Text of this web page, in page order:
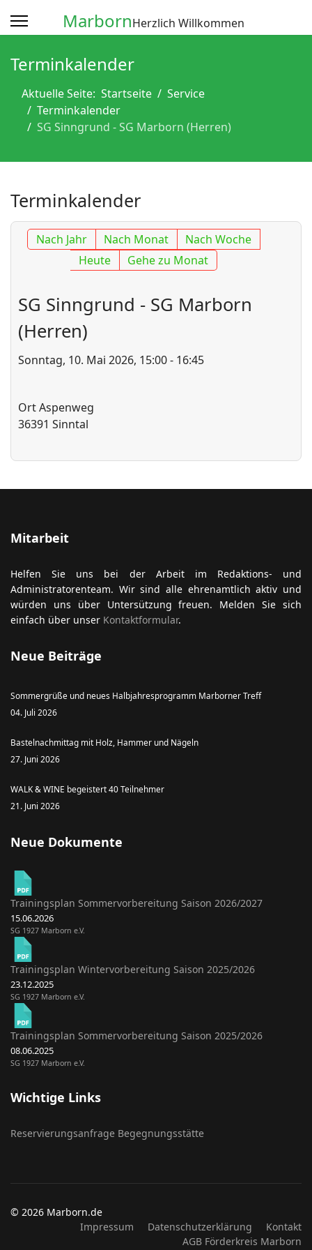
MarbornHerzlich Willkommen
Terminkalender
Aktuelle Seite: Startseite
Service
Terminkalender
SG Sinngrund - SG Marborn (Herren)
Terminkalender
Nach Jahr Nach Monat
Nach Woche
Heute
Gehe zu Monat
SG Sinngrund - SG Marborn
(Herren)
Sonntag, 10. Mai 2026, 15:00 - 16:45
OrtAspenweg
36391 Sinntal
Mitarbeit
Helfen Sie uns bei der Arbeit im Redaktions- und
Administratorenteam. Wir sind alle ehrenamtlich aktiv und
würden uns über Untersützung freuen. Melden Sie sich
einfach über unser Kontaktformular.
Neue Beiträge
Sommergrüße und neues Halbjahresprogramm Marborner Treff
04. Juli 2026
Bastelnachmittag mit Holz, Hammer und Nägeln
27. Juni 2026
WALK & WINE begeistert 40 Teilnehmer
21. Juni 2026
Neue Dokumente
Trainingsplan Sommervorbereitung Saison 2026/2027
15.06.2026
SG 1927 Marborn e.V.
Trainingsplan Wintervorbereitung Saison 2025/2026
23.12.2025
SG 1927 Marborn e.V.
Trainingsplan Sommervorbereitung Saison 2025/2026
08.06.2025
SG 1927 Marborn e.V.
Wichtige Links
Reservierungsanfrage Begegnungsstätte
© 2026 Marborn.de
Impressum
Datenschutzerklärung
Kontakt
AGB Förderkreis Marborn